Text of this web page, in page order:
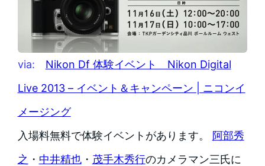
via: Nikon Df 体験イベント Nikon Digital
Live 2013 – イベント＆キャンペーン | ニコンイ
メージング
入場料無料で体験イベントがあります。 阿部秀
之 ・ 中井精也・ 茂手木秀行のカメラマン三氏に